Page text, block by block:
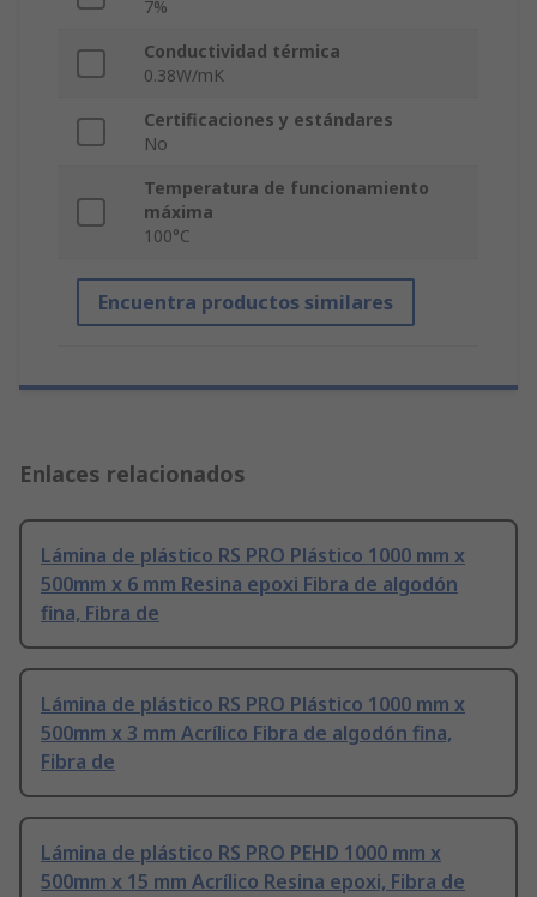
7%
Conductividad térmica
0.38W/mK
Certificaciones y estándares
No
Temperatura de funcionamiento
máxima
100°C
Encuentra productos similares
Enlaces relacionados
Lámina de plástico RS PRO Plástico 1000 mm x
500mm x 6 mm Resina epoxi Fibra de algodón
fina, Fibra de
Lámina de plástico RS PRO Plástico 1000 mm x
500mm x 3 mm Acrílico Fibra de algodón fina,
Fibra de
Lámina de plástico RS PRO PEHD 1000 mm x
500mm x 15 mm Acrílico Resina epoxi, Fibra de